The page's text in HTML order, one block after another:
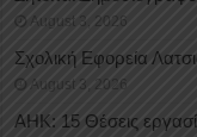
August 3, 2026
Σχολική Εφορεία
August 3, 2026
ΑΗΚ: 15 Θέσεις